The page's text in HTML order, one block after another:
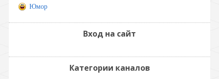
Юмор
Вход на сайт
Категории каналов